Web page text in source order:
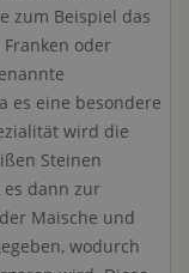
zum Beispiel das
oder
es eine besondere
wird die
Steinen
dann zur
Maische und
wodurch